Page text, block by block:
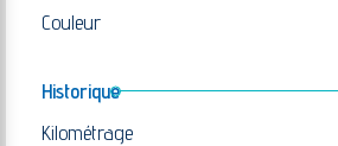
Couleur
Historique
Kilométrage